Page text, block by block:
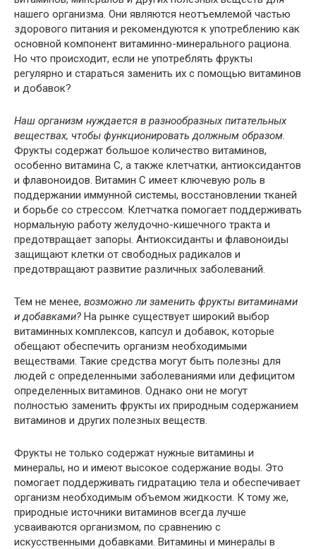
нашего организма. Они являются неотъемлемой частью
здорового питания и рекомендуются к употреблению как
основной компонент витаминно-минерального рациона.
Но что происходит, если не употреблять фрукты
регулярно и стараться заменить их с помощью витаминов
и добавок?
Наш организм нуждается в разнообразных питательных
веществах, чтобы функционировать должным образом.
Фрукты содержат большое количество витаминов,
особенно витамина С, а также клетчатки, антиоксидантов
и флавоноидов. Витамин С имеет ключевую роль в
поддержании иммунной системы, восстановлении тканей
и борьбе со стрессом. Клетчатка помогает поддерживать
нормальную работу желудочно-кишечного тракта и
предотвращает запоры. Антиоксиданты и флавоноиды
защищают клетки от свободных радикалов и
предотвращают развитие различных заболеваний.
Тем не менее, возможно ли заменить фрукты витаминами
и добавками? На рынке существует широкий выбор
витаминных комплексов, капсул и добавок, которые
обещают обеспечить организм необходимыми
веществами. Такие средства могут быть полезны для
людей с определенными заболеваниями или дефицитом
определенных витаминов. Однако они не могут
полностью заменить фрукты их природным содержанием
витаминов и других полезных веществ.
Фрукты не только содержат нужные витамины и
минералы, но и имеют высокое содержание воды. Это
помогает поддерживать гидратацию тела и обеспечивает
организм необходимым объемом жидкости. К тому же,
природные источники витаминов всегда лучше
усваиваются организмом, по сравнению с
искусственными добавками. Витамины и минералы в